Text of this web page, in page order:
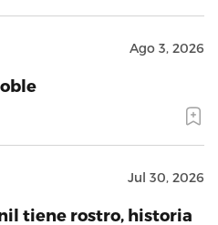
Ago 3, 2026
Jul 30, 2026
tiene rostro, historia